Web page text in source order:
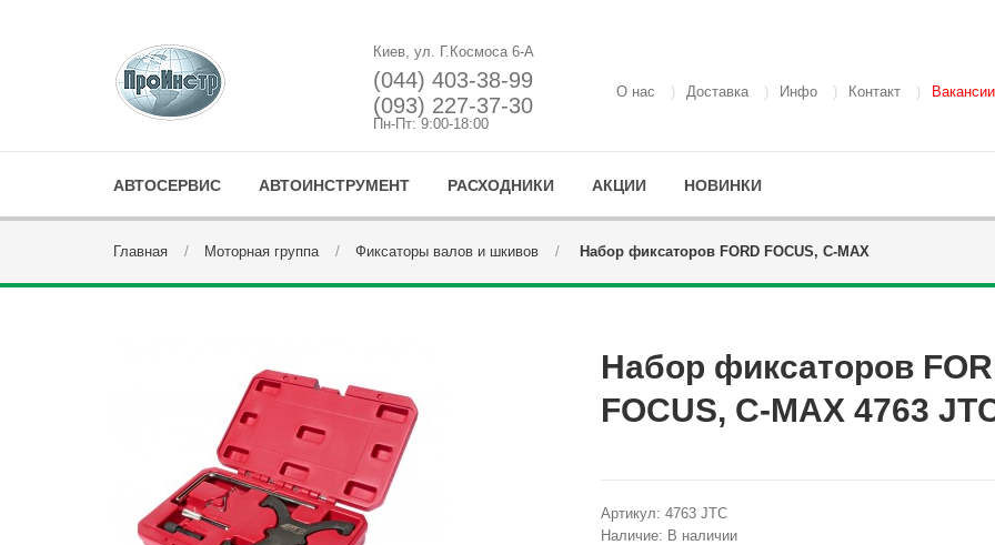
Киев, ул. Г.Космоса 6-А
(044) 403-38-99
(093) 227-37-30
Пн-Пт: 9:00-18:00
О нас Доставка Инфо Контакт Вакансии
АВТОСЕРВИС АВТОИНСТРУМЕНТ РАСХОДНИКИ АКЦИИ НОВИНКИ
Главная Моторная группа Фиксаторы валов и шкивов Набор фиксаторов FORD FOCUS, C-MAX
Набор фиксаторов
FOCUS, C-MAX 4763
Артикул: 4763 JTC
Наличие: В наличии